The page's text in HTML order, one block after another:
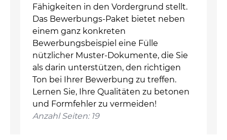
Fähigkeiten in den Vordergrund stellt.
Das Bewerbungs-Paket bietet neben
einem ganz konkreten
Bewerbungsbeispiel eine Fülle
nützlicher Muster-Dokumente, die Sie
als darin unterstützen, den richtigen
Ton bei Ihrer Bewerbung zu treffen.
Lernen Sie, Ihre Qualitäten zu betonen
und Formfehler zu vermeiden!
Anzahl Seiten: 19